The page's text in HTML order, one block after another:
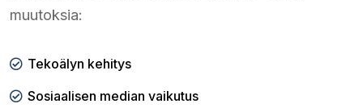
muutoksia:
Tekoälyn kehitys
Sosiaalisen median vaikutus